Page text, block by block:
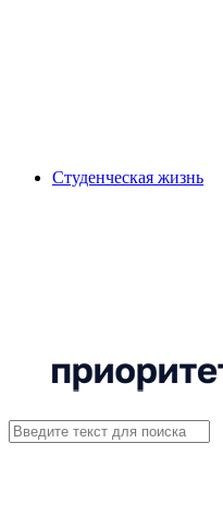
Студенческая жизнь